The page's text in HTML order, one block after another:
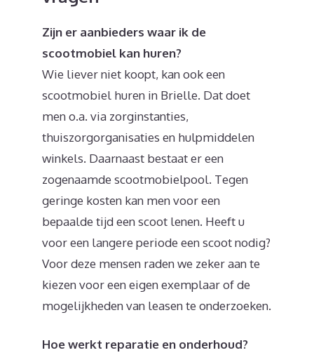
Zijn er aanbieders waar ik de
scootmobiel kan huren?
Wie liever niet koopt, kan ook een
scootmobiel huren in Brielle. Dat doet
men o.a. via zorginstanties,
thuiszorgorganisaties en hulpmiddelen
winkels. Daarnaast bestaat er een
zogenaamde scootmobielpool. Tegen
geringe kosten kan men voor een
bepaalde tijd een scoot lenen. Heeft u
voor een langere periode een scoot nodig?
Voor deze mensen raden we zeker aan te
kiezen voor een eigen exemplaar of de
mogelijkheden van leasen te onderzoeken.
Hoe werkt reparatie en onderhoud?